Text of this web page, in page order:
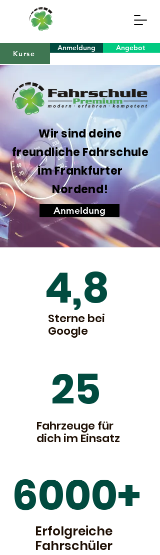
Angebot
Anmeldung
Kurse
Wir sind deine
freundliche Fahrschule
im Frankfurter
Nordend!
Anmeldung
4,8
Sterne bei
Google
25
Fahrzeuge für
dich im Einsatz
6000+
Erfolgreiche
Fahrschüler